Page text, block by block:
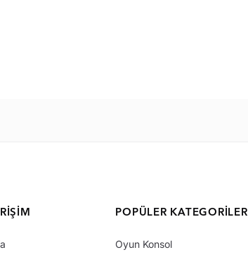
POPÜLER KATEGORILER
Oyun Konsol